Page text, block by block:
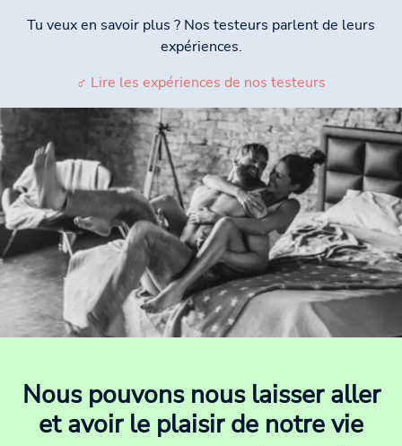
Tu veux en savoir plus ? Nos testeurs parlent de leurs
expériences.
♂ Lire les expériences de nos testeurs
Nous pouvons nous laisser aller
et avoir le plaisir de notre vie